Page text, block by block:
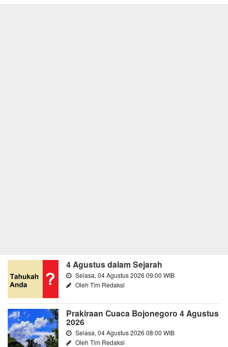
4 Agustus dalam Sejarah
Selasa, 04 Agustus 2026 09:00 WIB
Oleh Tim Redaksi
Prakiraan Cuaca Bojonegoro 4 Agustus
2026
Selasa, 04 Agustus 2026 08:00 WIB
Oleh Tim Redaksi